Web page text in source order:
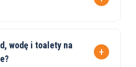
wodę i toalety na